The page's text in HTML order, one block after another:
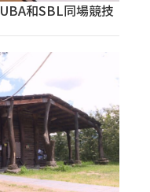
和SBL同場競技